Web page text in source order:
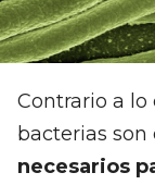
Contrario a lo
bacterias son
necesarios